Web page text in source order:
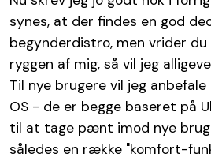
synes, at der findes en god
begynderdistro, men vrider du
ryggen af mig, så vil jeg
Til nye brugere vil jeg
OS - de er begge baseret på
til at tage pænt imod nye
således en række "komfort-